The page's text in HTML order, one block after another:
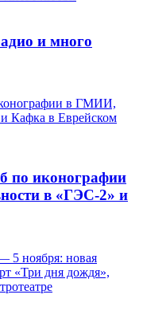
и много
по иконографии
в «ГЭС-2» и